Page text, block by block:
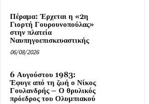
Πέραμα: Έρχεται η «2η
Γιορτή Γουρουνοπούλας»
στην πλατεία
Ναυπηγοεπισκευαστικής
06/08/2026
6 Αυγούστου 1983:
Έφυγε από τη ζωή ο Νίκος
Γουλανδρής – Ο θρυλικός
πρόεδρος του Ολυμπιακού